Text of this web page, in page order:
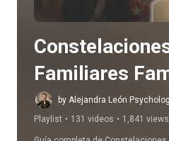
Familiares
Constellation
USA AND
by Alejandra León
Playlist • 131 videos • 1,841 views